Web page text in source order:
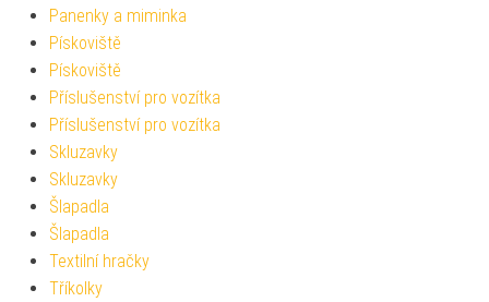
Panenky a miminka
Pískoviště
Pískoviště
Příslušenství pro vozítka
Příslušenství pro vozítka
Skluzavky
Skluzavky
Šlapadla
Šlapadla
Textilní hračky
Tříkolky